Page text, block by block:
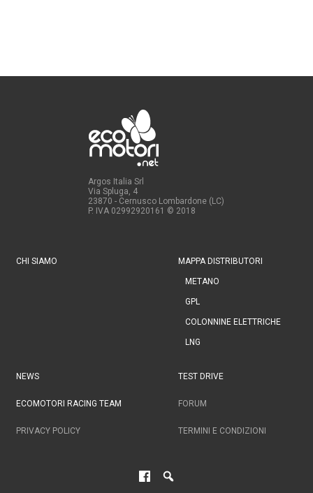
Argos Italia Srl
Via Spluga, 4
23870 - Cernusco Lombardone (LC)
P. IVA 02992920161 © 2018
CHI SIAMO MAPPA DISTRIBUTORI
METANO
GPL
COLONNINE ELETTRICHE
LNG
NEWS TEST DRIVE
ECOMOTORI RACING TEAM FORUM
PRIVACY POLICY TERMINI E CONDIZIONI